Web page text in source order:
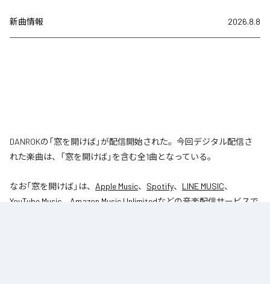
新曲情報 2026.8.8
DANROKの「窓を開けば」が配信開始された。今回デジタル配信さ
れた楽曲は、「窓を開けば」を含む全1曲となっている。
なお「窓を開けば」は、 Apple Music、 Spotify、 LINE MUSIC、
YouTube Music
Amazon Music Unlimitedなどの音楽配信サービスで